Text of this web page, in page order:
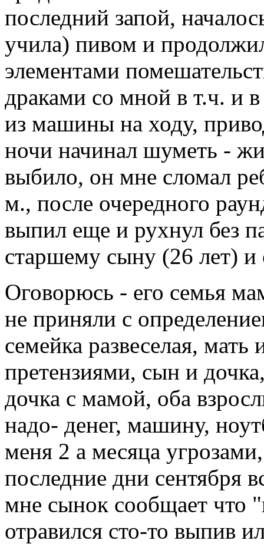
последний запой,
учила) пивом и
элементами
драками со мной в т.ч. и
из машины на ходу,
ночи начинал шуметь -
выбило, он мне сломал
м., после очередного
выпил еще и рухнул без
старшему сыну (26 лет) и
Оговорюсь - его семья
не приняли с
семейка развеселая, мать
претензиями, сын и
дочка с мамой, оба
надо- денег, машину,
меня 2 а месяца
последние дни сентября
мне сынок сообщает что
отравился сто-то выпив